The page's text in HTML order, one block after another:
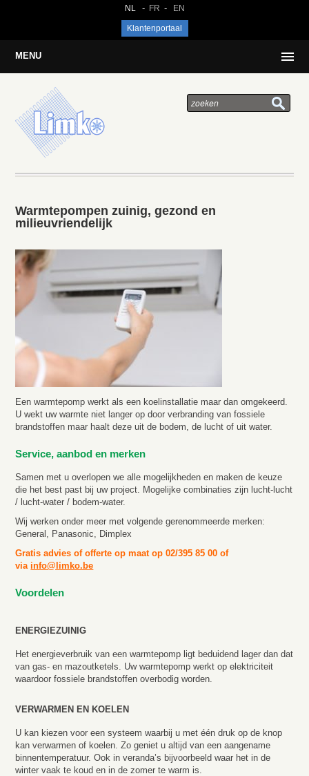
NL FR EN
Klantenportaal
MENU
Warmtepompen zuinig, gezond en
milieuvriendelijk
Een warmtepomp werkt als een koelinstallatie maar dan omgekeerd.
U wekt uw warmte niet langer op door verbranding van fossiele
brandstoffen maar haalt deze uit de bodem, de lucht of uit water.
Service, aanbod en merken
Samen met u overlopen we alle mogelijkheden en maken de keuze
die het best past bij uw project. Mogelijke combinaties zijn lucht-lucht
/ lucht-water / bodem-water.
Wij werken onder meer met volgende gerenommeerde merken:
General, Panasonic, Dimplex
Gratis advies of offerte op maat op 02/395 85 00 of
via info@limko.be
Voordelen
ENERGIEZUINIG
Het energieverbruik van een warmtepomp ligt beduidend lager dan dat
van gas- en mazoutketels. Uw warmtepomp werkt op elektriciteit
waardoor fossiele brandstoffen overbodig worden.
VERWARMEN EN KOELEN
U kan kiezen voor een systeem waarbij u met één druk op de knop
kan verwarmen of koelen. Zo geniet u altijd van een aangename
binnentemperatuur. Ook in veranda’s bijvoorbeeld waar het in de
winter vaak te koud en in de zomer te warm is.